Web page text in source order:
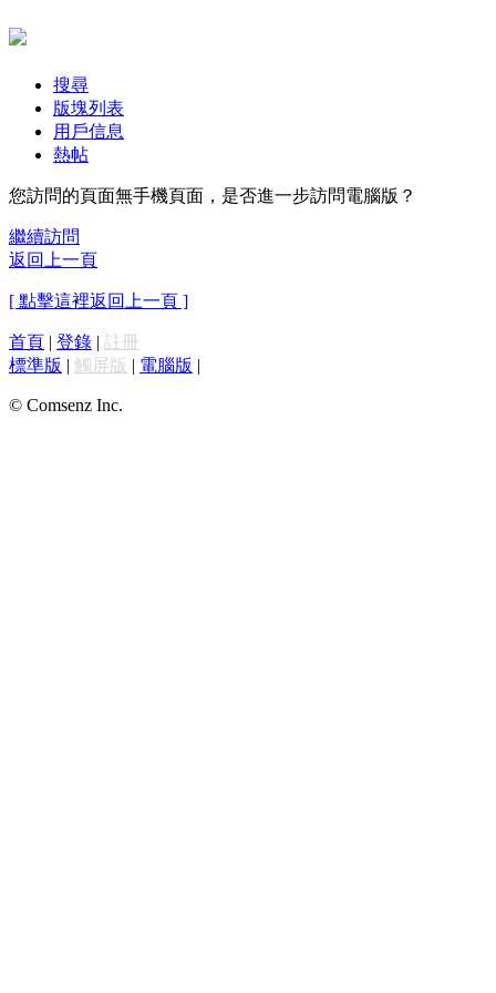
搜尋
版塊列表
用戶信息
熱帖
您訪問的頁面無手機頁面，是否進一步訪問電腦版？
繼續訪問
返回上一頁
[ 點擊這裡返回上一頁 ]
首頁 | 登錄 | 註冊
標準版 | 觸屏版 | 電腦版 |
© Comsenz Inc.